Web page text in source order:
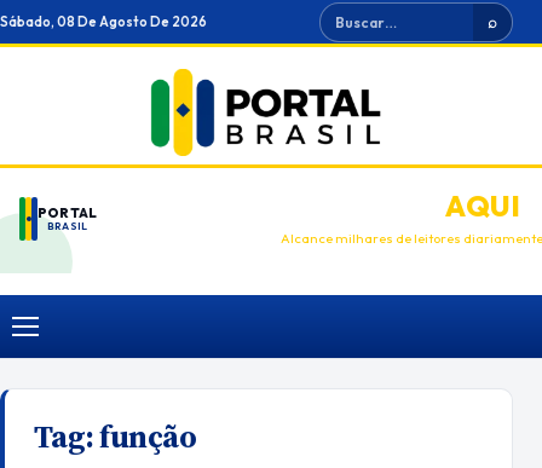
Ir
para
Sábado, 08 De Agosto De 2026 Buscar ⌕
PORTAL
BRASIL
ANUNCIEAQUI
Alcance milhares de leitores diariamente
Menu
Tag:função